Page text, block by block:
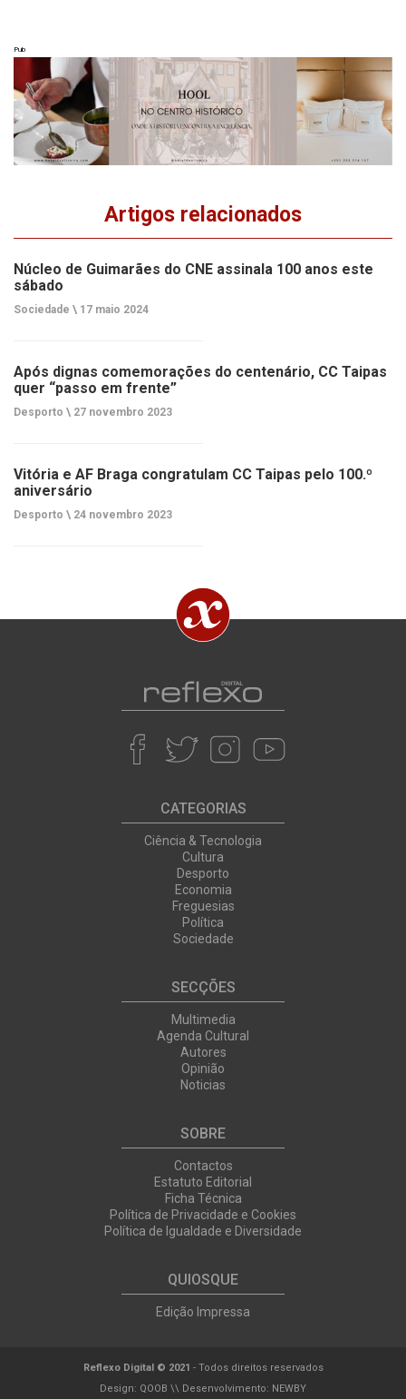
Pub
Artigos relacionados
Núcleo de Guimarães do CNE assinala 100 anos este
sábado
Sociedade \ 17 maio 2024
Após dignas comemorações do centenário, CC Taipas
quer “passo em frente”
Desporto \ 27 novembro 2023
Vitória e AF Braga congratulam CC Taipas pelo 100.º
aniversário
Desporto \ 24 novembro 2023
CATEGORIAS
Ciência & Tecnologia
Cultura
Desporto
Economia
Freguesias
Política
Sociedade
SECÇÕES
Multimedia
Agenda Cultural
Autores
Opinião
Noticias
SOBRE
Contactos
Estatuto Editorial
Ficha Técnica
Política de Privacidade e Cookies
Política de Igualdade e Diversidade
QUIOSQUE
Edição Impressa
Reflexo Digital © 2021 - Todos direitos reservados
Design: QOOB \\ Desenvolvimento: NEWBY